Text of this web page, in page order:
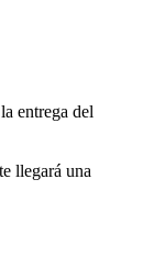
entrega del
llegará una